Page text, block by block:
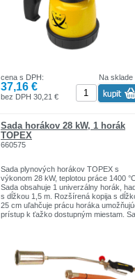
Na sklade
cena s DPH:
37,16 €
bez DPH 30,21 €
Sada horákov 28 kW, 1 horák
TOPEX
660575
Sada plynových horákov TOPEX s
výkonom 28 kW, teplotou práce 1400
Sada obsahuje 1 univerzálny horák,
s dĺžkou 1,5 m. Rozšírená kopija s
25 cm uľahčuje prácu horáka
prístup k ťažko dostupným miestam.
pre domácnosť a garáže. Výrobky sú
pevnej kvality.
Značka TOPEX je jednou z